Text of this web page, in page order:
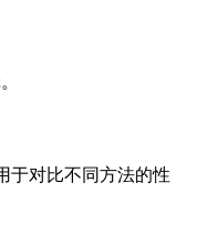
于对比不同方法的性